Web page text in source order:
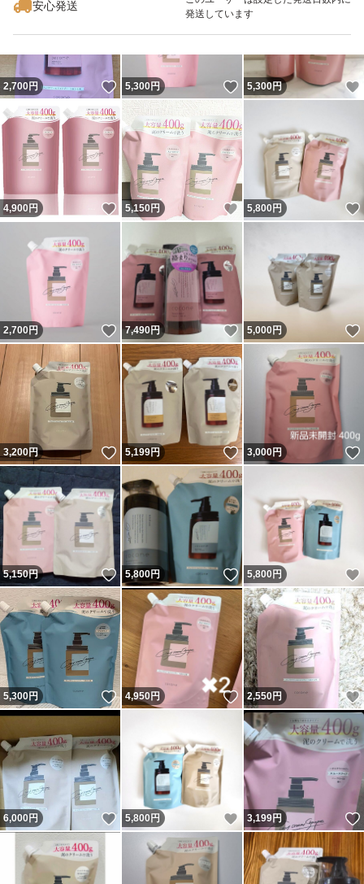
安心発送
発送しています
2,700円 いいね！
5,300円 いいね！
5,300円
4,900 円 いいね！
5,150円 いいね！
5,800円
2,700円 いいね！
7,490円 いいね！
5,000円
3,200円 いいね！
5,199円 いいね！
3,000円
5,150円 いいね！
5,800円 いいね！
5,800円
5,300円 いいね！
4,950円 いいね！
2,550円
6,000円 いいね！
5,800 円 いいね！
3,199円